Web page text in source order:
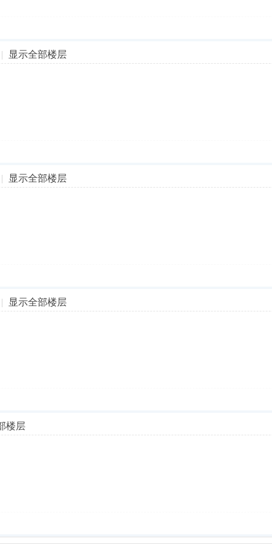
| 显示全部楼层
| 显示全部楼层
| 显示全部楼层
楼层